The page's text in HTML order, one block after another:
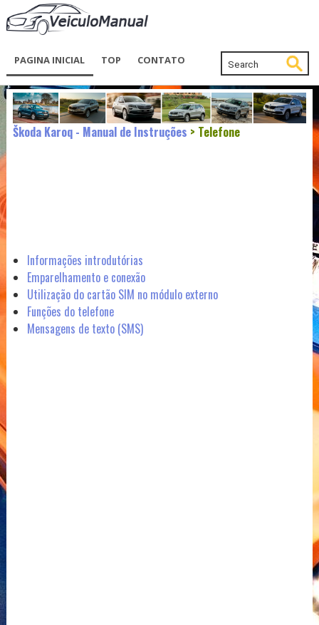
PAGINA INICIAL TOP CONTATO
Škoda Karoq - Manual de Instruções > Telefone
Informações introdutórias
Emparelhamento e conexão
Utilização do cartão SIM no módulo externo
Funções do telefone
Mensagens de texto (SMS)